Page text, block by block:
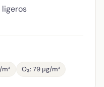
ligeros
m³ O₃: 79 µg/m³